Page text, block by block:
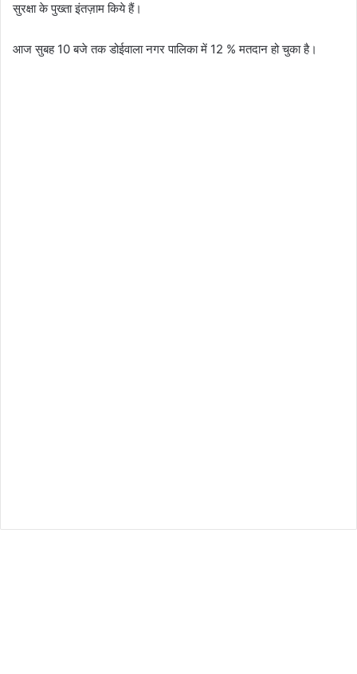
सुरक्षा के पुख्ता इंतज़ाम किये हैं।
आज सुबह 10 बजे तक डोईवाला नगर पालिका में 12 % मतदान हो चुका है।